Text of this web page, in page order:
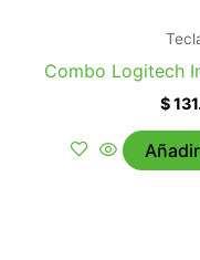
Combo Logitech
$